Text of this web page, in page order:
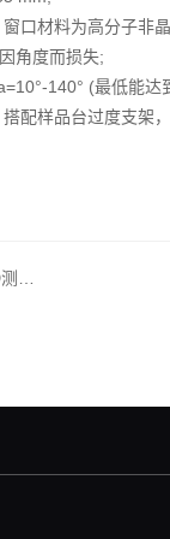
口材料为高分子非
角度而损失;
140° (最低能达
配样品台过度支架